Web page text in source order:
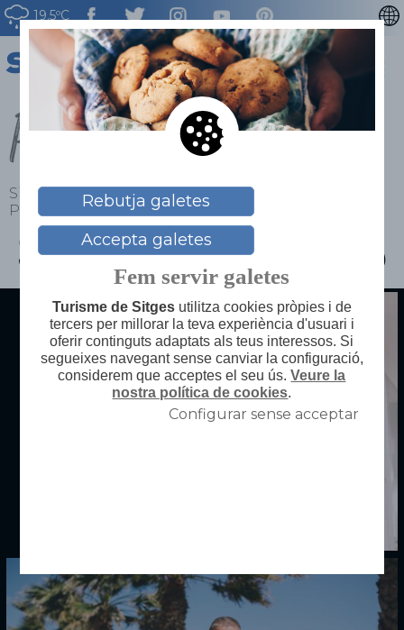
19.5ºC
ENGLISH
ESPAÑOL
FRANÇAIS
Persones
Sitges > Explora > Testimonis i amfitrions
Persones
SÍ, A SITGES
Rebutja galetes
Accepta galetes
Fem servir galetes
Turisme de Sitgesutilitza cookies pròpies i de
tercers per millorar la teva experiència d'usuari i
oferir continguts adaptats als teus interessos. Si
segueixes navegant sense canviar la configuració,
considerem que acceptes el seu ús.Veure la
nostra política de cookies.
Configurar sense acceptar